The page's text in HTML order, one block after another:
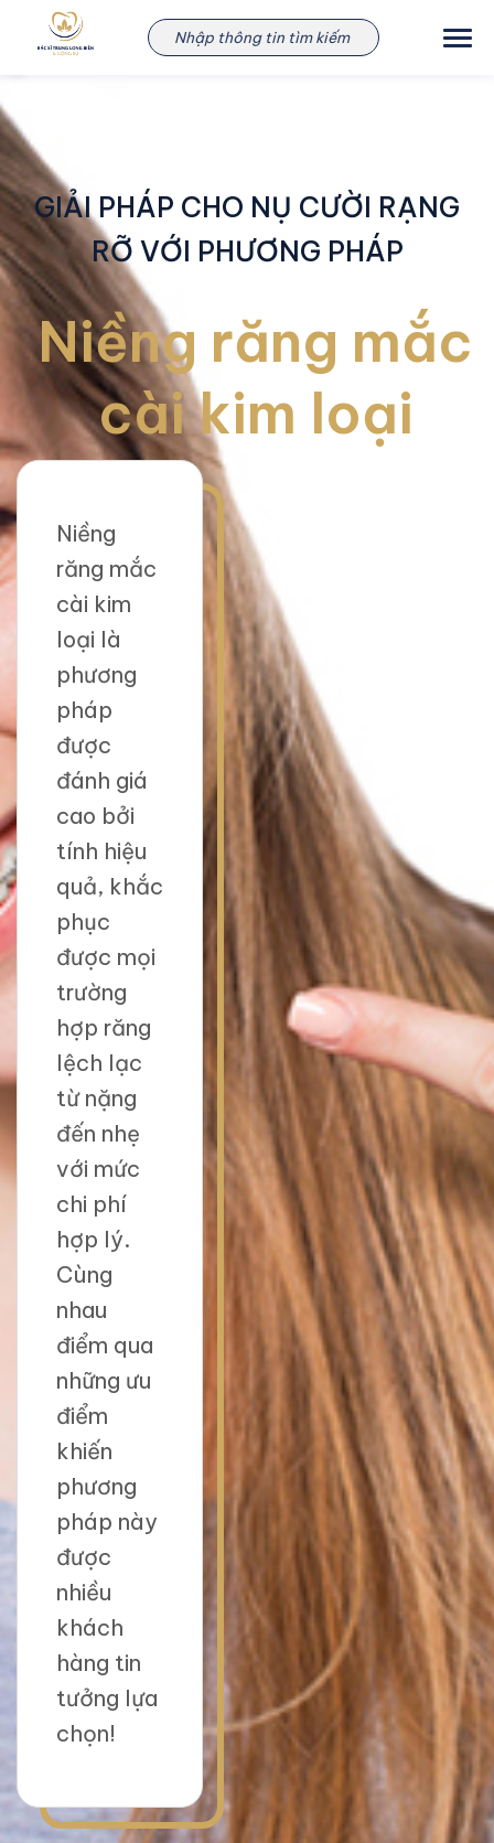
Niềng răng mắc cài
GIẢI PHÁP CHO NỤ CƯỜI RẠNG
RỠ VỚI PHƯƠNG PHÁP
Niềng răng mắc
cài kim loại
Niềng
răng mắc
cài kim
loại là
phương
pháp
được
đánh giá
cao bởi
tính hiệu
quả, khắc
phục
được mọi
trường
hợp răng
lệch lạc
từ nặng
đến nhẹ
với mức
chi phí
hợp lý.
Cùng
nhau
điểm qua
những ưu
điểm
khiến
phương
pháp này
được
nhiều
khách
hàng tin
tưởng lựa
chọn!